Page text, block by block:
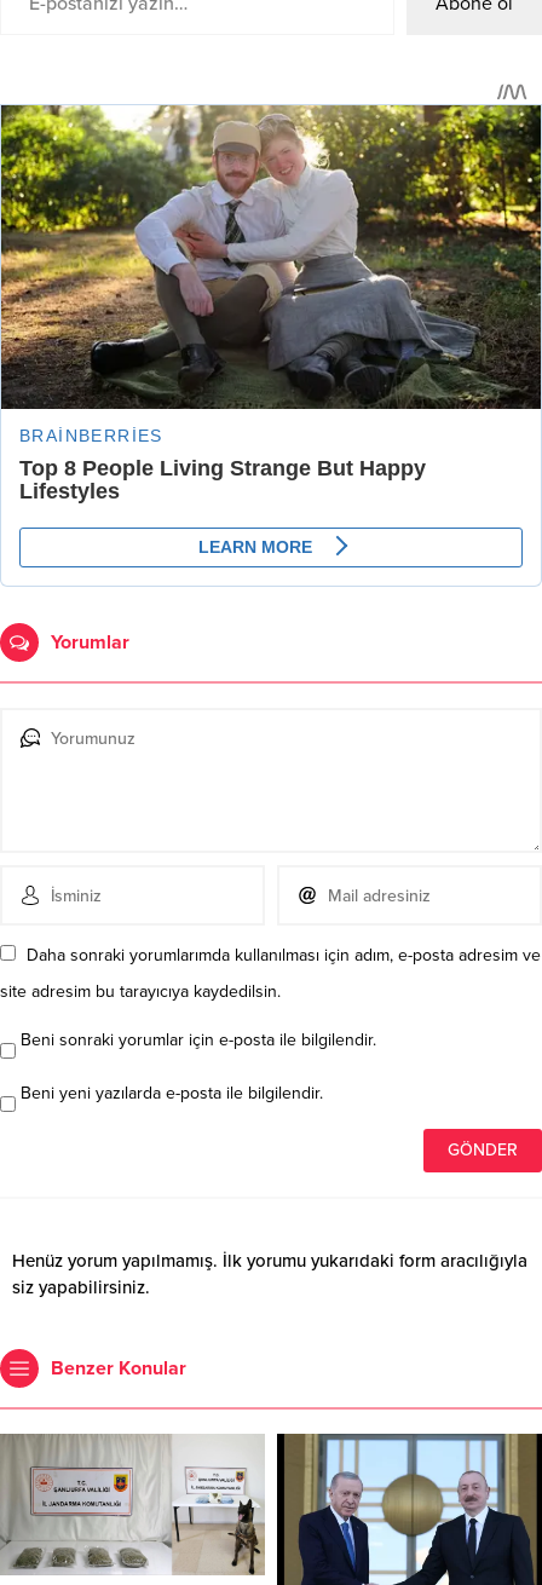
Yorumlar
Daha sonraki yorumlarımda kullanılması için adım, e-posta adresim ve
site adresim bu tarayıcıya kaydedilsin.
Beni sonraki yorumlar için e-posta ile bilgilendir.
Beni yeni yazılarda e-posta ile bilgilendir.
Henüz yorum yapılmamış. İlk yorumu yukarıdaki form aracılığıyla
siz yapabilirsiniz.
Benzer Konular